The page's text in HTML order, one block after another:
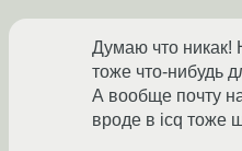
Думаю что никак!
тоже что-нибудь
А вообще почту
вроде в icq тоже